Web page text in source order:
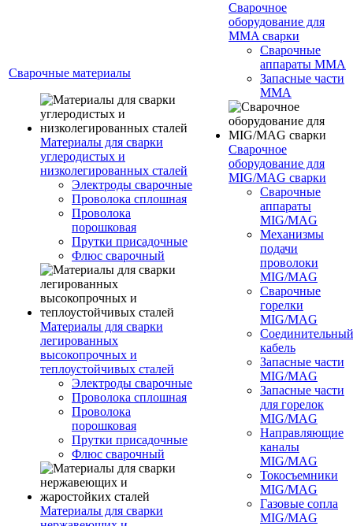
Сварочные материалы
Материалы для сварки
углеродистых и
низколегированных сталей
Электроды сварочные
Проволока сплошная
Проволока
порошковая
Прутки присадочные
Флюс сварочный
Материалы для сварки
легированных
высокопрочных и
теплоустойчивых сталей
Электроды сварочные
Проволока сплошная
Проволока
порошковая
Прутки присадочные
Флюс сварочный
Материалы для сварки
Сварочное
оборудование для
MMA сварки
Сварочные
аппараты MMA
Запасные части
MMA
Сварочное
оборудование для
MIG/MAG сварки
Сварочные
аппараты
MIG/MAG
Механизмы
подачи
проволоки
MIG/MAG
Сварочные
горелки
MIG/MAG
Соединительный
кабель
Запасные части
MIG/MAG
Запасные части
для горелок
MIG/MAG
Направляющие
каналы
MIG/MAG
Токосъемники
MIG/MAG
Газовые сопла
MIG/MAG